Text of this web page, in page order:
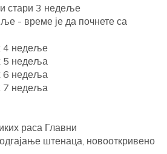
стари 3 недеље
- време је да почнете са
4 недеље
5 недеља
6 недеља
7 недеља
раса Главни
штенаца, новооткривено